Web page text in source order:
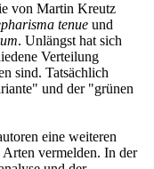
von Martin Kreutz
tenue und
. Unlängst hat sich
Verteilung
sind. Tatsächlich
und der "grünen
eine weiteren
vermelden. In der